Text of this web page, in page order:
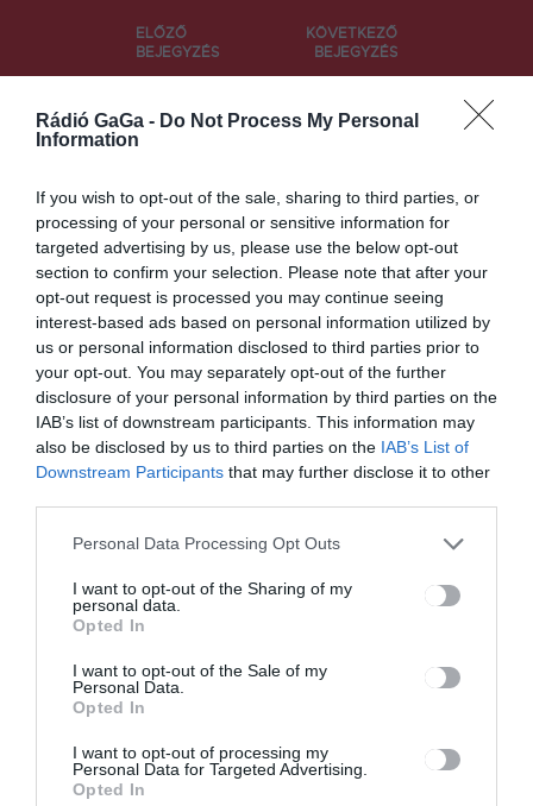
Rádió GaGa - Do Not Process My Personal
Information
If you wish to opt-out of the sale, sharing to third parties, or
processing of your personal or sensitive information for
targeted advertising by us, please use the below opt-out
section to confirm your selection. Please note that after your
opt-out request is processed you may continue seeing
interest-based ads based on personal information utilized by
us or personal information disclosed to third parties prior to
your opt-out. You may separately opt-out of the further
disclosure of your personal information by third parties on the
IAB’s list of downstream participants. This information may
also be disclosed by us to third parties on the IAB’s List of
Downstream Participants that may further disclose it to other
Personal Data Processing Opt Outs
I want to opt-out of the Sharing of my
personal data.
Opted In
I want to opt-out of the Sale of my
Personal Data.
Opted In
I want to opt-out of processing my
Personal Data for Targeted Advertising.
Opted In
Bejegyzés
navigáció
ELŐZŐ
BEJEGYZÉS
okostábla
segíti a
Gyimesbükk
ön
KÖVETKEZŐ
BEJEGYZÉS
kifizetésére
k a vakációs
utalványok
Ez is érdekelheti
HÍRLISTA
Fontolgatják a HPV-oltás
HÍRLISTA
támogatja az állam a fuvarozó
cégek üzemanyagköltségét